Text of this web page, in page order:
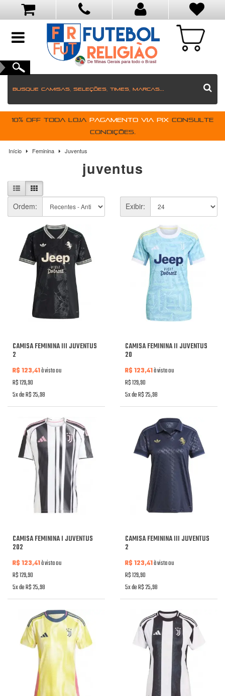
toggle
10% OFF toda loja pagamento via PIX Consulte
condições.
Início Feminina Juventus
juventus
Ordem: Exibir:
CAMISA FEMININA III JUVENTUS
2
R$ 123,41à vista ou
R$ 129,90
5x de R$ 25,98
CAMISA FEMININA II JUVENTUS
20
R$ 123,41à vista ou
R$ 129,90
5x de R$ 25,98
CAMISA FEMININA I JUVENTUS
202
R$ 123,41à vista ou
R$ 129,90
5x de R$ 25,98
CAMISA FEMININA III JUVENTUS
2
R$ 123,41à vista ou
R$ 129,90
5x de R$ 25,98